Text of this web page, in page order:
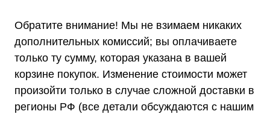
Обратите внимание! Мы не взимаем никаких
дополнительных комиссий; вы оплачиваете
только ту сумму, которая указана в вашей
корзине покупок. Изменение стоимости может
произойти только в случае сложной доставки в
регионы РФ (все детали обсуждаются с нашим
Телефон:
8 (800) 444-75-17
Почта:
info@shtil-stab.ru